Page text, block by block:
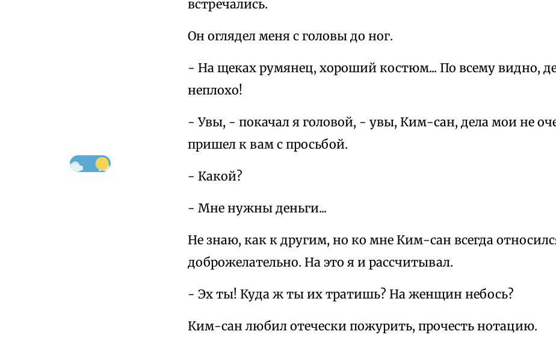
встречались.
Он оглядел меня с головы до ног.
- На щеках румянец, хороший костюм... По всему видно,
неплохо!
- Увы, - покачал я головой, - увы, Ким-сан, дела мои не
пришел к вам с просьбой.
- Какой?
- Мне нужны деньги...
Не знаю, как к другим, но ко мне Ким-сан всегда
доброжелательно. На это я и рассчитывал.
- Эх ты! Куда ж ты их тратишь? На женщин небось?
Ким-сан любил отечески пожурить, прочесть нотацию.